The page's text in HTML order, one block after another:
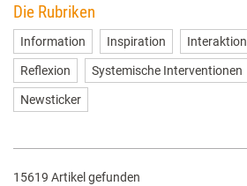
Die Rubriken
Information Inspiration Interaktion
Reflexion Systemische Interventionen
Newsticker
15619 Artikel gefunden